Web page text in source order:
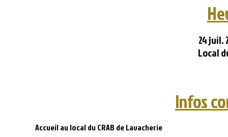
24 juil.
Local
Infos
Accueil au local du CRAB de Lavacherie